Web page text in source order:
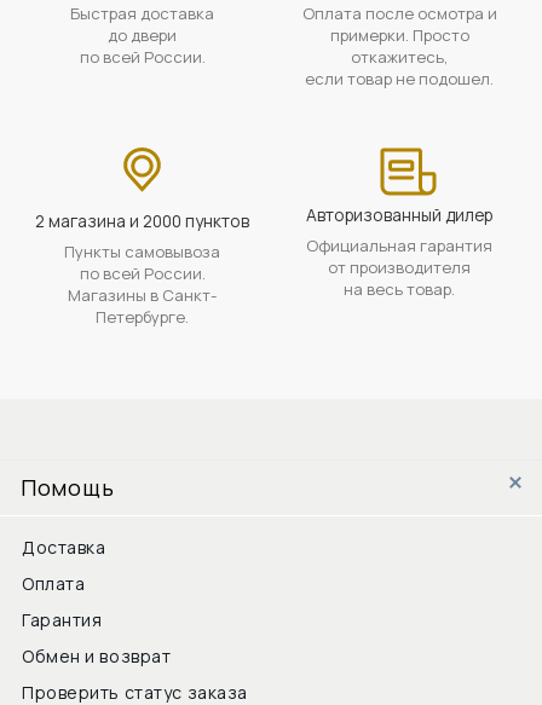
Быстрая доставка
до двери
по всей России.
Оплата после осмотра и
примерки. Просто
откажитесь,
если товар не подошел.
2 магазина и 2000 пунктов
Пункты самовывоза
по всей России.
Магазины в Санкт-
Петербурге.
Авторизованный дилер
Официальная гарантия
от производителя
на весь товар.
Помощь
Доставка
Оплата
Гарантия
Обмен и возврат
Проверить статус заказа